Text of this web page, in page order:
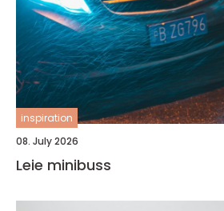
inspiration
08. July 2026
Leie minibuss